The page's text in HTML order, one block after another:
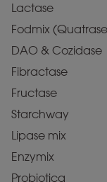
Lactase
Fodmix
DAO & Cozidase
Fibractase
Fructase
Starchway
Lipase mix
Enzymix
Probiotica